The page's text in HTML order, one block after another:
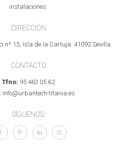
instalaciones.
DIRECCIÓN
nº 15, Isla de la Cartuja. 41092 Sevilla.
CONTACTO
Tfno: 95 463 05 62
info@urbantech-titania.es
SÍGUENOS: